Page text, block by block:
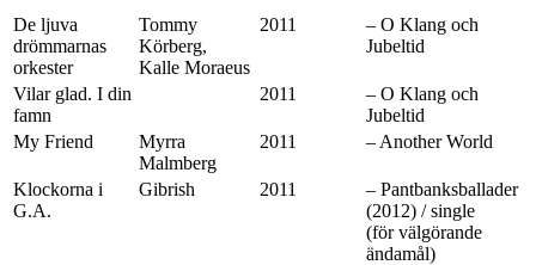
De ljuva
drömmarnas
orkester
Tommy
Körberg,
Kalle Moraeus
2011
– O Klang och
Jubeltid
Vilar glad. I din
famn
2011
– O Klang och
Jubeltid
My Friend
Myrra
Malmberg
2011 – Another World
Klockorna i
G.A.
Gibrish 2011
– Pantbanksballader
(2012) / single
(för välgörande
ändamål)